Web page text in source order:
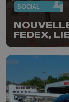
SOCIAL
FEDEX,